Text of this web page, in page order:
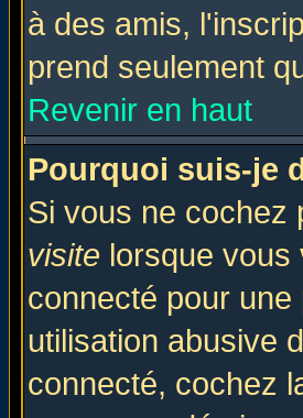
à des amis,
prend seulement
Revenir en haut
Pourquoi suis-je
Si vous ne cochez
visite lorsque vous
connecté pour
utilisation abusive
connecté, cochez